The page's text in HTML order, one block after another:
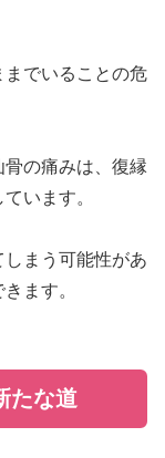
でいることの危
の痛みは、復縁
います。
まう可能性があ
ます。
たな道